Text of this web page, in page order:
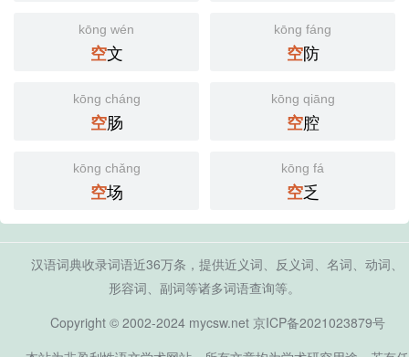
kōng wén
空文
kōng fáng
空防
kōng cháng
空肠
kōng qiāng
空腔
kōng chǎng
空场
kōng fá
空乏
汉语词典收录词语近36万条，提供近义词、反义词、名词、动词、
形容词、副词等诸多词语查询等。
Copyright © 2002-2024 mycsw.net 京ICP备2021023879号